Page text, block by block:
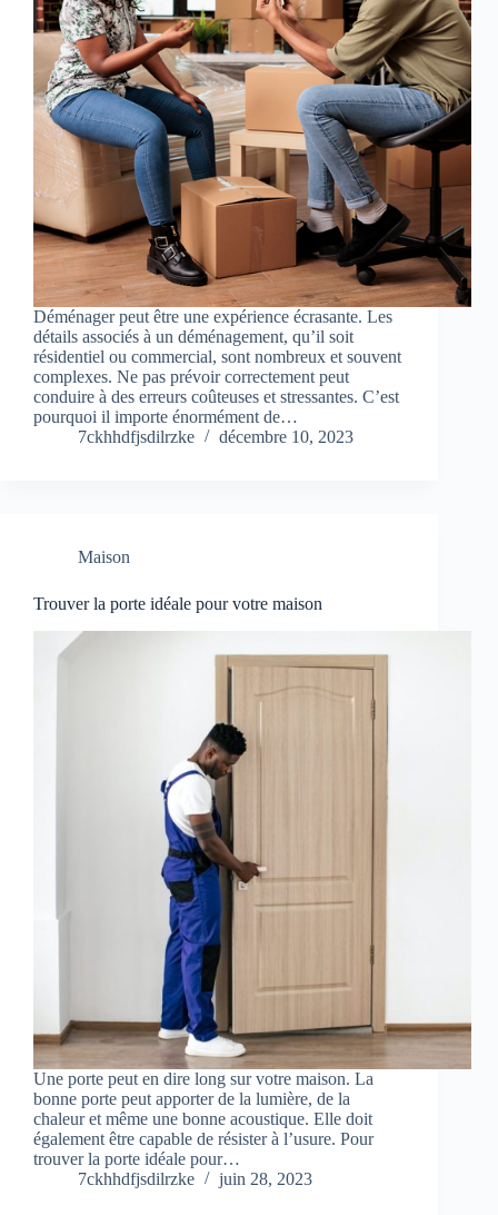
Déménager peut être une expérience écrasante. Les
détails associés à un déménagement, qu’il soit
résidentiel ou commercial, sont nombreux et souvent
complexes. Ne pas prévoir correctement peut
conduire à des erreurs coûteuses et stressantes. C’est
pourquoi il importe énormément de…
7ckhhdfjsdilrzke
décembre 10, 2023
Maison
Trouver la porte idéale pour votre maison
Une porte peut en dire long sur votre maison. La
bonne porte peut apporter de la lumière, de la
chaleur et même une bonne acoustique. Elle doit
également être capable de résister à l’usure. Pour
trouver la porte idéale pour…
7ckhhdfjsdilrzke
juin 28, 2023